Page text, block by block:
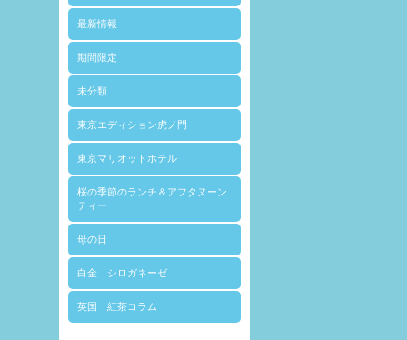
最新情報
期間限定
未分類
東京エディション虎ノ門
東京マリオットホテル
桜の季節のランチ＆アフタヌーン
ティー
母の日
白金 シロガネーゼ
英国 紅茶コラム